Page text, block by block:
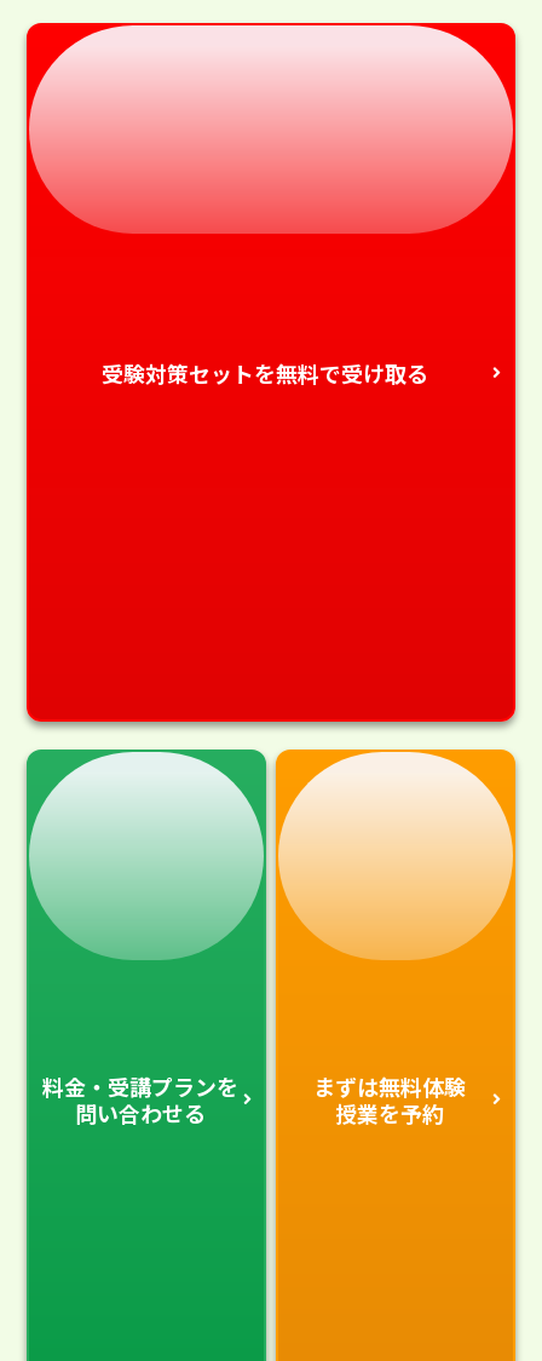
受験対策セットを無料で受け取る
料金・受講プランを
問い合わせる
まずは無料体験
授業を予約